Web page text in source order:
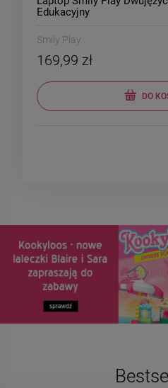
Edukacyjny
Smily Play
169,99 zł
DO